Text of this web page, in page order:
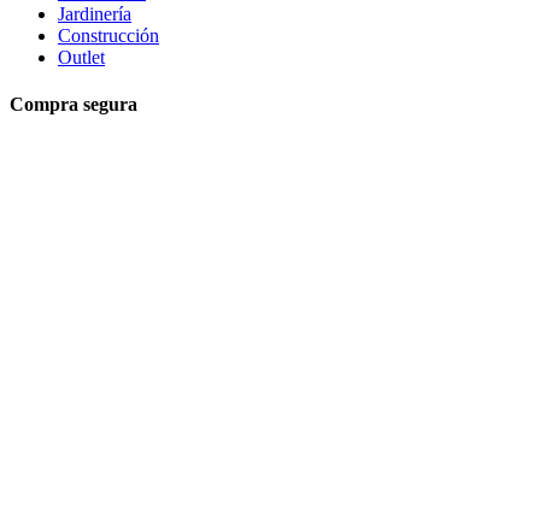
Jardinería
Construcción
Outlet
Compra segura